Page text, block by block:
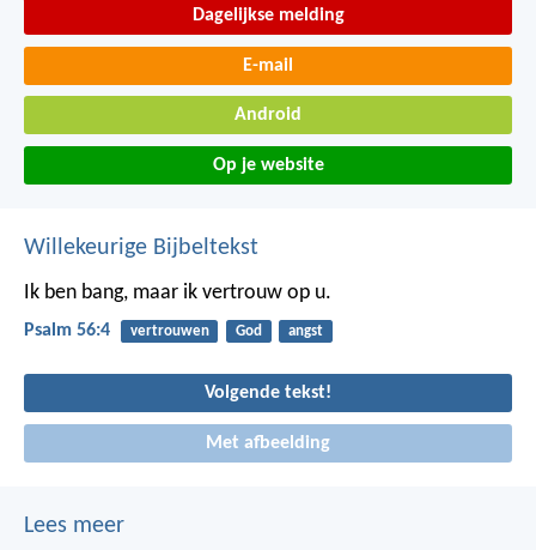
Dagelijkse melding
E-mail
Android
Op je website
Willekeurige Bijbeltekst
Ik ben bang, maar ik vertrouw op u.
Psalm 56:4 vertrouwen God angst
Volgende tekst!
Met afbeelding
Lees meer